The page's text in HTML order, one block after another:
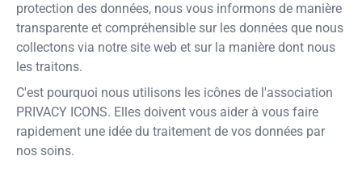
protection des données, nous vous informons de manière
transparente et compréhensible sur les données que nous
collectons via notre site web et sur la manière dont nous
les traitons.
C'est pourquoi nous utilisons les icônes de l'association
PRIVACY ICONS. Elles doivent vous aider à vous faire
rapidement une idée du traitement de vos données par
nos soins.